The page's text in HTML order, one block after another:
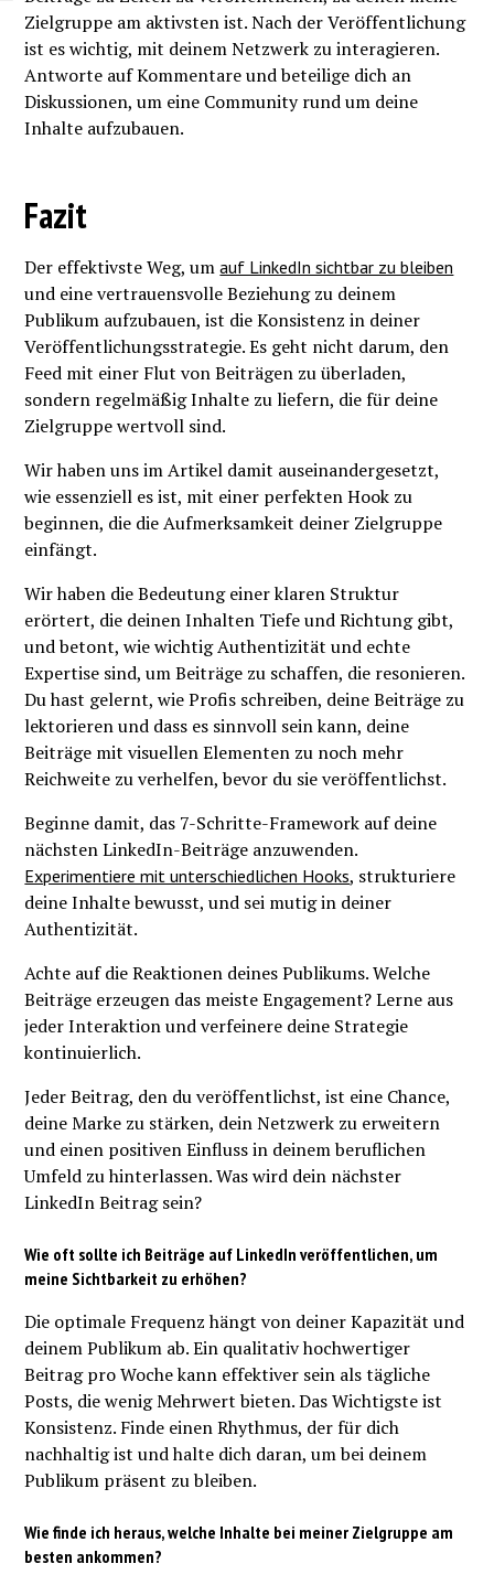
Zielgruppe am aktivsten ist. Nach der Veröffentlichung
ist es wichtig, mit deinem Netzwerk zu interagieren.
Antworte auf Kommentare und beteilige dich an
Diskussionen, um eine Community rund um deine
Inhalte aufzubauen.
Fazit
Der effektivste Weg, umauf LinkedIn sichtbar zu bleiben
und eine vertrauensvolle Beziehung zu deinem
Publikum aufzubauen, ist die Konsistenz in deiner
Veröffentlichungsstrategie. Es geht nicht darum, den
Feed mit einer Flut von Beiträgen zu überladen,
sondern regelmäßig Inhalte zu liefern, die für deine
Zielgruppe wertvoll sind.
Wir haben uns im Artikel damit auseinandergesetzt,
wie essenziell es ist, mit einer perfekten Hook zu
beginnen, die die Aufmerksamkeit deiner Zielgruppe
einfängt.
Wir haben die Bedeutung einer klaren Struktur
erörtert, die deinen Inhalten Tiefe und Richtung gibt,
und betont, wie wichtig Authentizität und echte
Expertise sind, um Beiträge zu schaffen, die resonieren.
Du hast gelernt, wie Profis schreiben, deine Beiträge zu
lektorieren und dass es sinnvoll sein kann, deine
Beiträge mit visuellen Elementen zu noch mehr
Reichweite zu verhelfen, bevor du sie veröffentlichst.
Beginne damit, das 7-Schritte-Framework auf deine
nächsten LinkedIn-Beiträge anzuwenden.
Experimentiere mit unterschiedlichen Hooks, strukturiere
deine Inhalte bewusst, und sei mutig in deiner
Authentizität.
Achte auf die Reaktionen deines Publikums. Welche
Beiträge erzeugen das meiste Engagement? Lerne aus
jeder Interaktion und verfeinere deine Strategie
kontinuierlich.
Jeder Beitrag, den du veröffentlichst, ist eine Chance,
deine Marke zu stärken, dein Netzwerk zu erweitern
und einen positiven Einfluss in deinem beruflichen
Umfeld zu hinterlassen. Was wird dein nächster
LinkedIn Beitrag sein?
Wie oft sollte ich Beiträge auf LinkedIn veröffentlichen, um
meine Sichtbarkeit zu erhöhen?
Die optimale Frequenz hängt von deiner Kapazität und
deinem Publikum ab. Ein qualitativ hochwertiger
Beitrag pro Woche kann effektiver sein als tägliche
Posts, die wenig Mehrwert bieten. Das Wichtigste ist
Konsistenz. Finde einen Rhythmus, der für dich
nachhaltig ist und halte dich daran, um bei deinem
Publikum präsent zu bleiben.
Wie finde ich heraus, welche Inhalte bei meiner Zielgruppe am
besten ankommen?